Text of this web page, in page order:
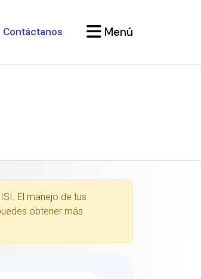
Contáctanos Menú
El manejo de tus
obtener más